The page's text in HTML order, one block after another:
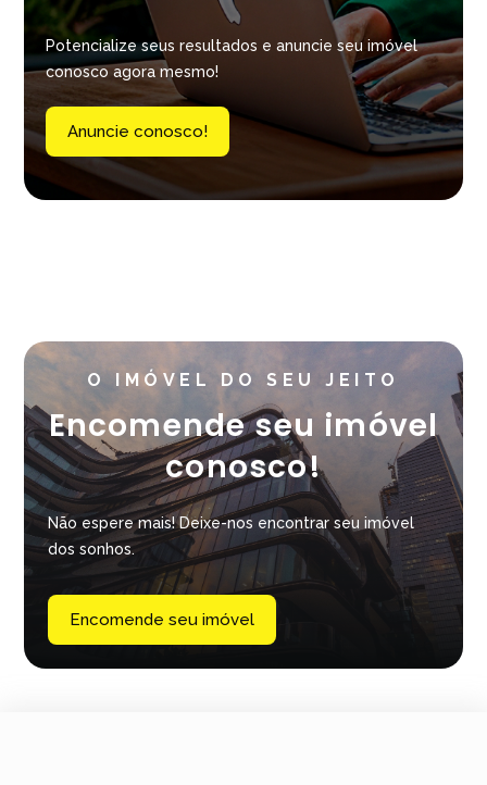
Potencialize seus resultados e anuncie seu imóvel
conosco agora mesmo!
Anuncie conosco!
O IMÓVEL DO SEU JEITO
Encomende seu imóvel
conosco!
Não espere mais! Deixe-nos encontrar seu imóvel
dos sonhos.
Encomende seu imóvel